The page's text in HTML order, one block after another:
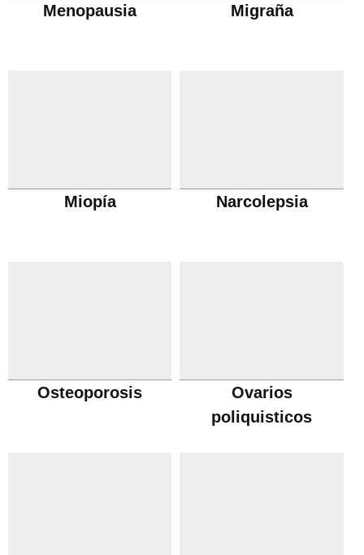
Menopausia Migraña
Miopía Narcolepsia
Osteoporosis
Ovarios
poliquisticos